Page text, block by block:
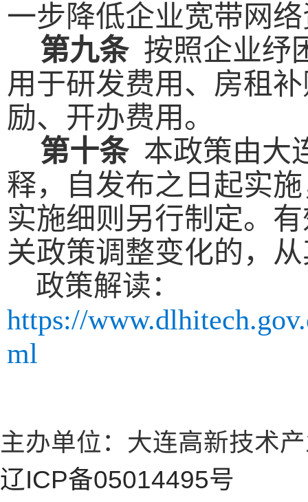
一步降低企业宽带网
第九条 按照企业纾
用于研发费用、房租
励、开办费用。
第十条 本政策由大
释，自 发布之日 起实
实施细则另行制定。
关政策调整变化的，
政策解读：
https://
ml
主办单位：大连高新技术
辽ICP备05014495号